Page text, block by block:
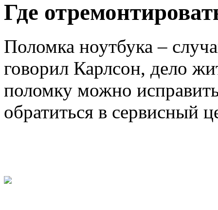
Где
Поломка ноутбука –
говорил Карлсон, дело
поломку можно
обратиться в сервисный